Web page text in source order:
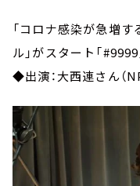
「コロナ感染が急増す
ル」がスタート「#9999
◆出演：大西連さん（